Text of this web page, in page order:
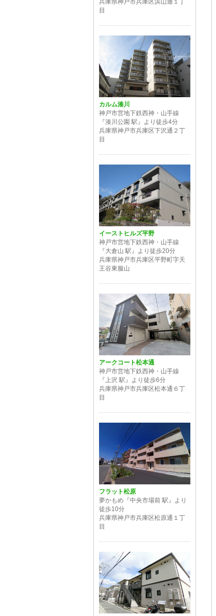
目
カルム湊川
神戸市営地下鉄西神・山手線
『湊川公園 駅』より徒歩4分
兵庫県神戸市兵庫区下沢通２丁
目
イーストヒルズ平野
神戸市営地下鉄西神・山手線
『大倉山 駅』より徒歩20分
兵庫県神戸市兵庫区平野町字天
王谷東服山
アークコート松本通
神戸市営地下鉄西神・山手線
『上沢 駅』より徒歩6分
兵庫県神戸市兵庫区松本通６丁
目
フラット松原
夢かもめ『中央市場前 駅』より
徒歩10分
兵庫県神戸市兵庫区松原通１丁
目